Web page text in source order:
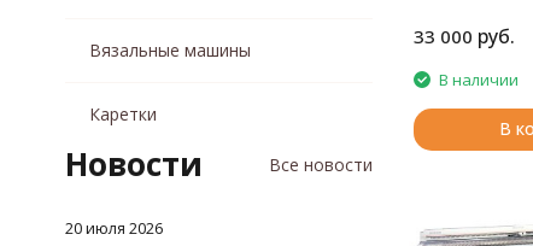
Silver Reed
вязальная
33 000 руб.
В наличии
В
Вязальные машины
Каретки
Новости Все новости
20 июля 2026